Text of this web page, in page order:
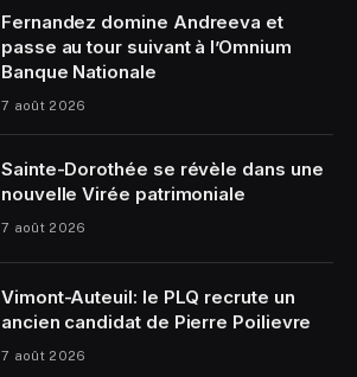
Fernandez domine Andreeva et
passe au tour suivant à l’Omnium
Banque Nationale
7 août 2026
Sainte-Dorothée se révèle dans une
nouvelle Virée patrimoniale
7 août 2026
Vimont-Auteuil: le PLQ recrute un
ancien candidat de Pierre Poilievre
7 août 2026